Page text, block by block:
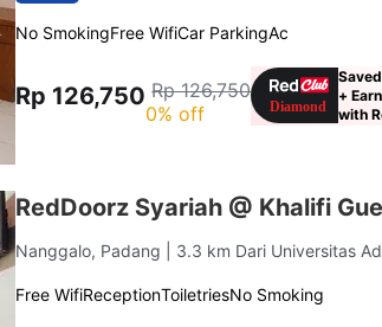
No SmokingFree WifiCar ParkingAc
Rp 126,750 Rp 126,750
0% off
+
with
RedDoorz Syariah @ Khalifi
Nanggalo, Padang | 3.3 km Dari Universitas
Free WifiReceptionToiletriesNo Smoking